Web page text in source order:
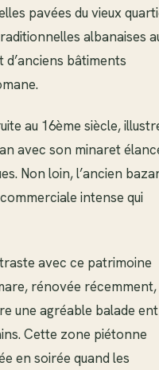
pavées du vieux
albanaises
bâtiments
au 16ème siècle,
avec son minaret
Non loin, l’ancien
intense qui
avec ce patrimoine
rénovée récemment,
une agréable balade
Cette zone piétonne
en soirée quand les